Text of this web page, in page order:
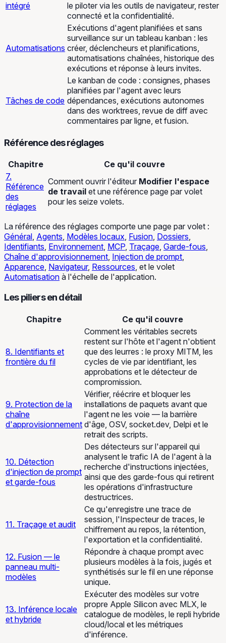
intégré
le piloter via les outils de navigateur, rester
connecté et la confidentialité.
Automatisations
Exécutions d'agent planifiées et sans
surveillance sur un tableau kanban : les
créer, déclencheurs et planifications,
automatisations chaînées, historique des
exécutions et réponse à leurs invites.
Tâches de code
Le kanban de code : consignes, phases
planifiées par l'agent avec leurs
dépendances, exécutions autonomes
dans des worktrees, revue de diff avec
commentaires par ligne, et fusion.
Référence des réglages
Chapitre
Ce qu'il couvre
7.
Référence
des
réglages
Comment ouvrir l'éditeur Modifier l'espace
de travail et une référence page par volet
pour les seize volets.
La référence des réglages comporte une page par volet :
Général, Agents, Modèles locaux, Fusion, Dossiers,
Identifiants, Environnement, MCP, Traçage, Garde-fous,
Chaîne d'approvisionnement, Injection de prompt,
Apparence, Navigateur, Ressources, et le volet
Automatisation à l'échelle de l'application.
Les piliers en détail
Chapitre Ce qu'il couvre
8. Identifiants et
frontière du fil
Comment les véritables secrets
restent sur l'hôte et l'agent n'obtient
que des leurres : le proxy MITM, les
cycles de vie par identifiant, les
approbations et le détecteur de
compromission.
9. Protection de la
chaîne
d'approvisionnement
Vérifier, réécrire et bloquer les
installations de paquets avant que
l'agent ne les voie — la barrière
d'âge, OSV, socket.dev, Delpi et le
retrait des scripts.
10. Détection
d'injection de prompt
et garde-fous
Des détecteurs sur l'appareil qui
analysent le trafic IA de l'agent à la
recherche d'instructions injectées,
ainsi que des garde-fous qui retirent
les opérations d'infrastructure
destructrices.
11. Traçage et audit
Ce qu'enregistre une trace de
session, l'Inspecteur de traces, le
chiffrement au repos, la rétention,
l'exportation et la confidentialité.
12. Fusion — le
panneau multi-
modèles
Répondre à chaque prompt avec
plusieurs modèles à la fois, jugés et
synthétisés sur le fil en une réponse
unique.
13. Inférence locale
et hybride
Exécuter des modèles sur votre
propre Apple Silicon avec MLX, le
catalogue de modèles, le repli hybride
cloud/local et les métriques
d'inférence.